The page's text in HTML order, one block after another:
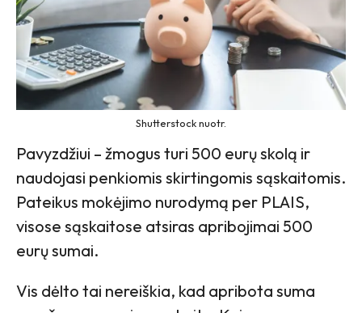
Shutterstock nuotr.
Pavyzdžiui – žmogus turi 500 eurų skolą ir
naudojasi penkiomis skirtingomis sąskaitomis.
Pateikus mokėjimo nurodymą per PLAIS,
visose sąskaitose atsiras apribojimai 500
eurų sumai.
Vis dėlto tai nereiškia, kad apribota suma